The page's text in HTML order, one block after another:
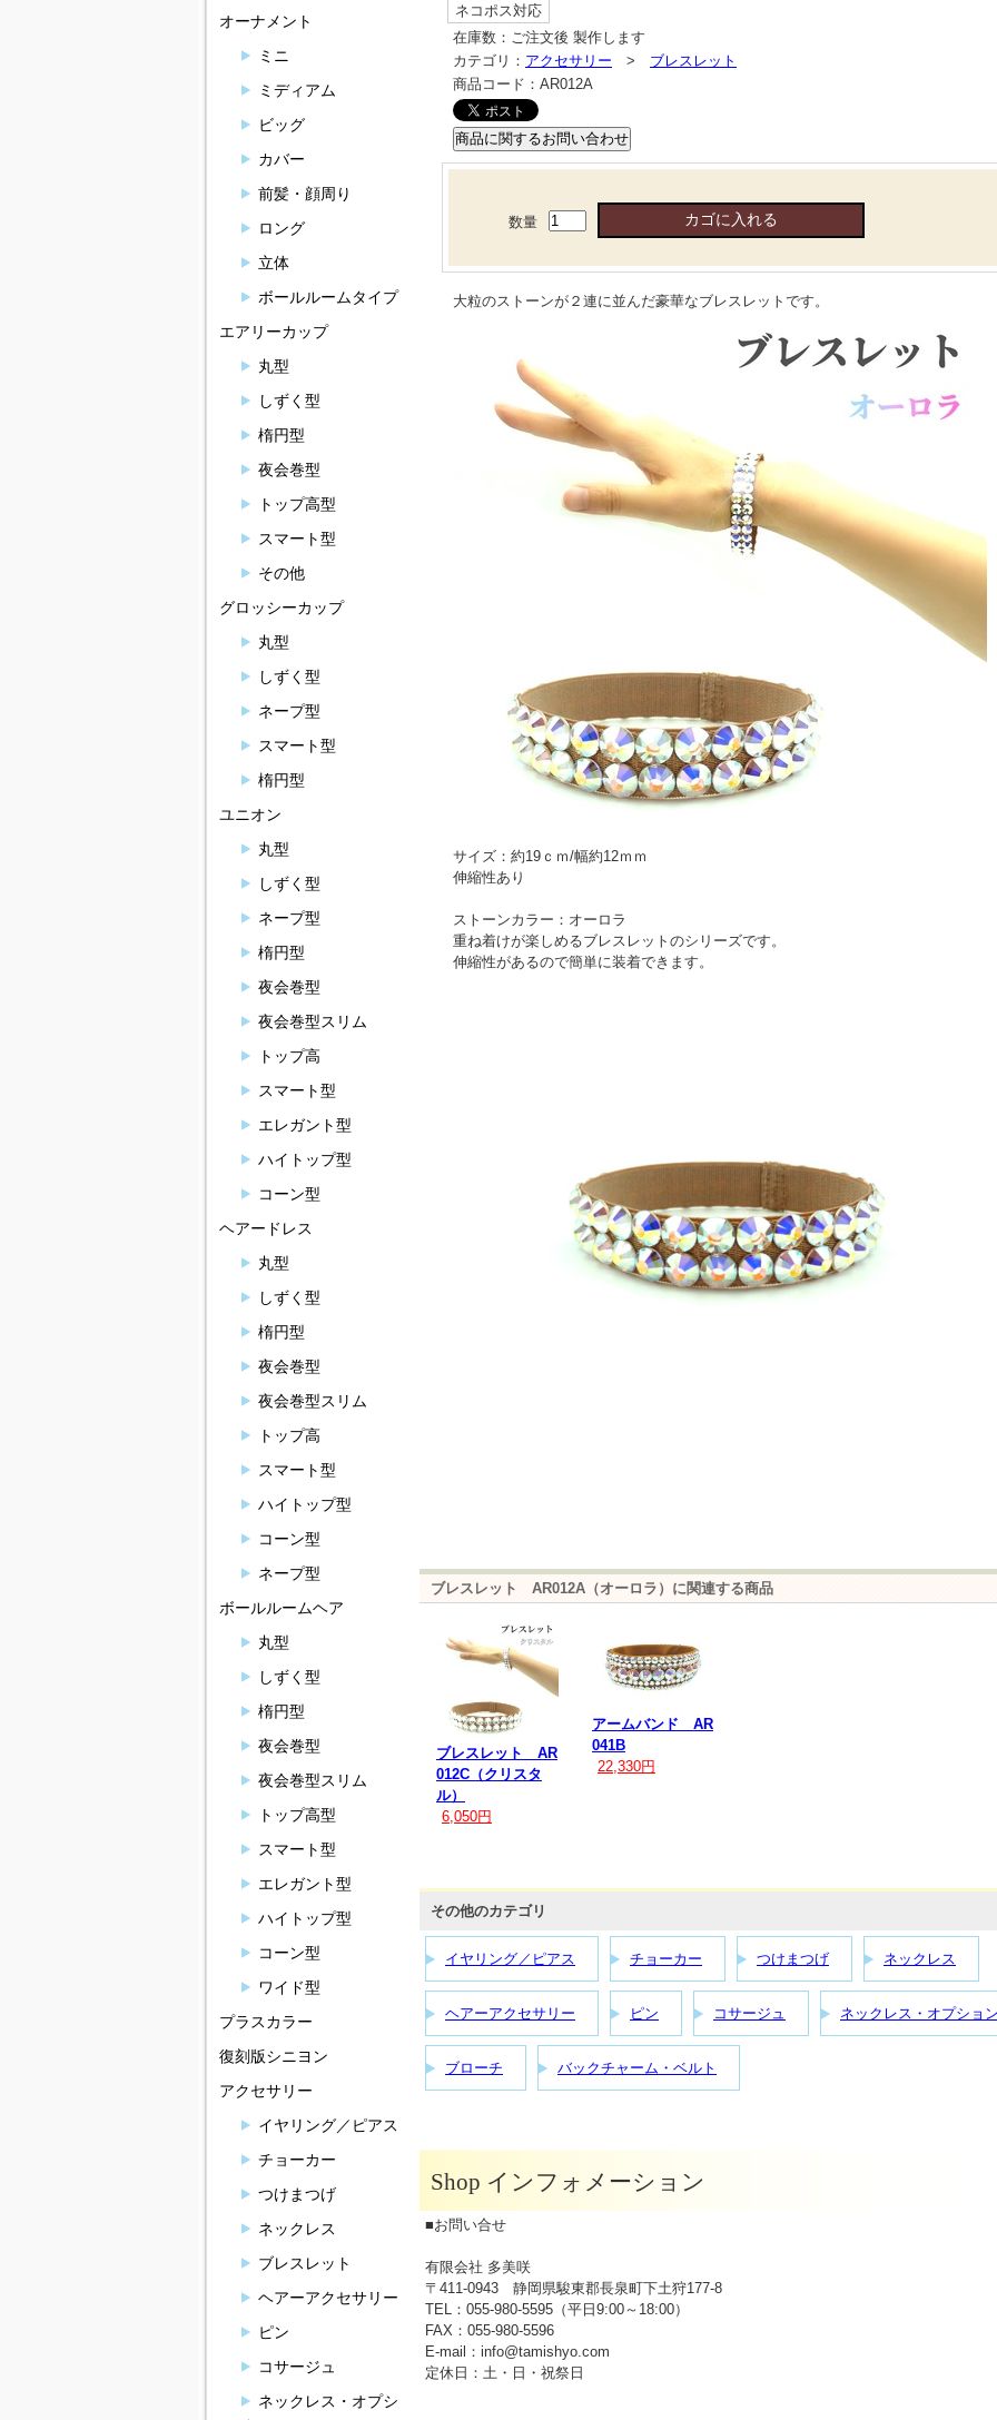
ネコポス対応
在庫数： ご注文後 製作します
カテゴリ： アクセサリー > ブレスレット
商品コード： AR012A
数量
大粒のストーンが２連に並んだ豪華なブレスレットです。
サイズ：約19ｃｍ/幅約12ｍｍ
伸縮性あり
ストーンカラー：オーロラ
重ね着けが楽しめるブレスレットのシリーズです。
伸縮性があるので簡単に装着できます。
ブレスレット AR012A（オーロラ）に関連する商品
ブレスレット AR
012C（クリスタ
ル）
6,050円
アームバンド AR
041B
22,330円
その他のカテゴリ
イヤリング／ピアス チョーカー つけまつげ ネックレス
ヘアーアクセサリー ピン コサージュ ネックレス・オプショ
ブローチ バックチャーム・ベルト
Shop インフォメーション
■お問い合せ
有限会社 多美咲
〒411-0943 静岡県駿東郡長泉町下土狩177-8
TEL：055-980-5595（平日9:00～18:00）
FAX：055-980-5596
E-mail：info@tamishyo.com
定休日：土・日・祝祭日
オーナメント
ミニ
ミディアム
ビッグ
カバー
前髪・顔周り
ロング
立体
ボールルームタイプ
エアリーカップ
丸型
しずく型
楕円型
夜会巻型
トップ高型
スマート型
その他
グロッシーカップ
丸型
しずく型
ネープ型
スマート型
楕円型
ユニオン
丸型
しずく型
ネープ型
楕円型
夜会巻型
夜会巻型スリム
トップ高
スマート型
エレガント型
ハイトップ型
コーン型
ヘアードレス
丸型
しずく型
楕円型
夜会巻型
夜会巻型スリム
トップ高
スマート型
ハイトップ型
コーン型
ネープ型
ボールルームヘア
丸型
しずく型
楕円型
夜会巻型
夜会巻型スリム
トップ高型
スマート型
エレガント型
ハイトップ型
コーン型
ワイド型
プラスカラー
復刻版シニヨン
アクセサリー
イヤリング／ピアス
チョーカー
つけまつげ
ネックレス
ブレスレット
ヘアーアクセサリー
ピン
コサージュ
ネックレス・オプシ